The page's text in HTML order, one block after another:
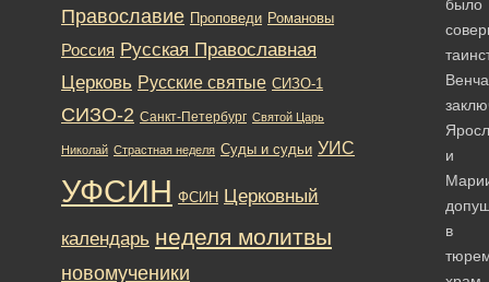
было
и
в
Православие Проповеди Романовы
Россия Русская Православная
Церковь Русские святые СИЗО-1
СИЗО-2 Санкт-Петербург Святой Царь
Николай Страстная неделя Суды и судьи УИС
УФСИН ФСИН Церковный
календарь неделя молитвы
новомученики